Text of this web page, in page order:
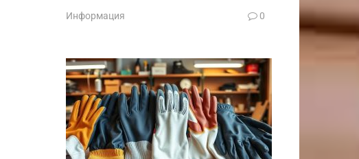
Информация 0